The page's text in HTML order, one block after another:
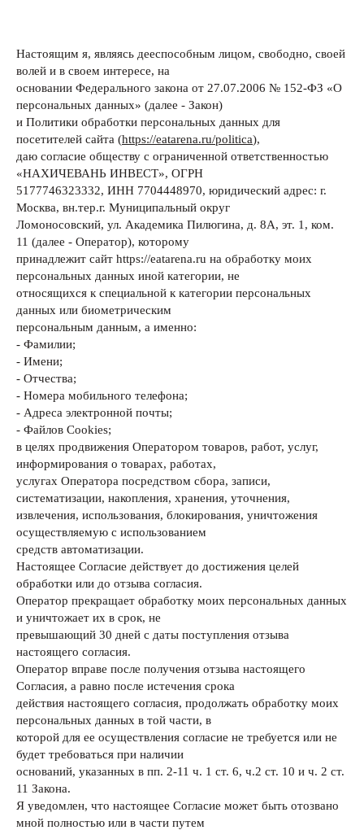
Настоящим я, являясь дееспособным лицом, свободно, своей
волей и в своем интересе, на
основании Федерального закона от 27.07.2006 № 152-ФЗ «О
персональных данных» (далее - Закон)
и Политики обработки персональных данных для
посетителей сайта (https://eatarena.ru/politica),
даю согласие обществу с ограниченной ответственностью
«НАХИЧЕВАНЬ ИНВЕСТ», ОГРН
5177746323332, ИНН 7704448970, юридический адрес: г.
Москва, вн.тер.г. Муниципальный округ
Ломоносовский, ул. Академика Пилюгина, д. 8А, эт. 1, ком.
11 (далее - Оператор), которому
принадлежит сайт https://eatarena.ru на обработку моих
персональных данных иной категории, не
относящихся к специальной к категории персональных
данных или биометрическим
персональным данным, а именно:
- Фамилии;
- Имени;
- Отчества;
- Номера мобильного телефона;
- Адреса электронной почты;
- Файлов Сookies;
в целях продвижения Оператором товаров, работ, услуг,
информирования о товарах, работах,
услугах Оператора посредством сбора, записи,
систематизации, накопления, хранения, уточнения,
извлечения, использования, блокирования, уничтожения
осуществляемую с использованием
средств автоматизации.
Настоящее Согласие действует до достижения целей
обработки или до отзыва согласия.
Оператор прекращает обработку моих персональных данных
и уничтожает их в срок, не
превышающий 30 дней с даты поступления отзыва
настоящего согласия.
Оператор вправе после получения отзыва настоящего
Согласия, а равно после истечения срока
действия настоящего согласия, продолжать обработку моих
персональных данных в той части, в
которой для ее осуществления согласие не требуется или не
будет требоваться при наличии
оснований, указанных в пп. 2-11 ч. 1 ст. 6, ч.2 ст. 10 и ч. 2 ст.
11 Закона.
Я уведомлен, что настоящее Согласие может быть отозвано
мной полностью или в части путем
Мичуринский просп.,
13А, стр. 1 (этаж 2)
ВСК-ЧТ 10:00–22:00
ПТ-СБ 10:00–23:00